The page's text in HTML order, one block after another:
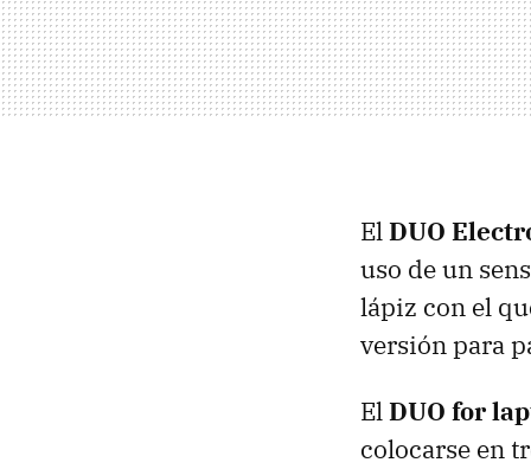
ElDUO
uso de un
lápiz con el
versión para
ElDUO for
colocarse en